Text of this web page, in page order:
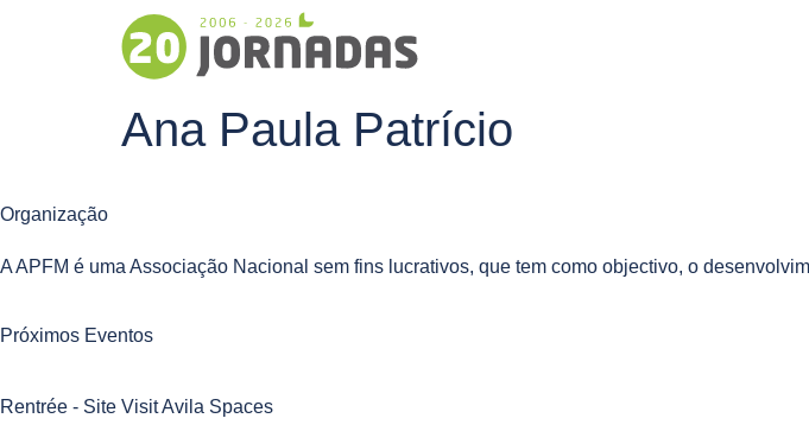
Ana Paula Patrício
Organização
A APFM é uma Associação Nacional sem fins lucrativos, que tem como objectivo, o
Próximos Eventos
Rentrée - Site Visit Avila Spaces